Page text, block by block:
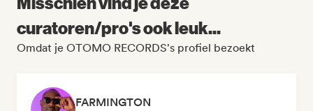
curatoren/pro's ook leuk...
Omdat je OTOMO RECORDS's profiel bezoekt
FARMINGTON